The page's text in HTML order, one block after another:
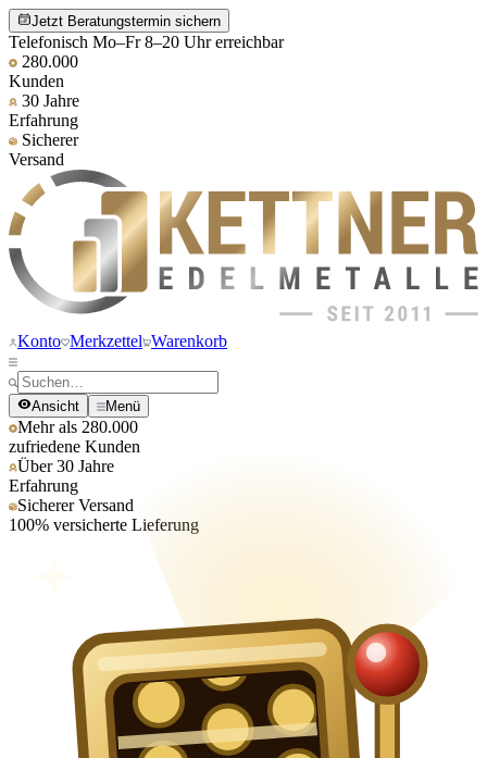
Jetzt Beratungstermin sichern
Telefonisch Mo–Fr 8–20 Uhr erreichbar
280.000
Kunden
30 Jahre
Erfahrung
Sicherer
Versand
Konto Merkzettel Warenkorb
Ansicht Menü
Mehr als 280.000
zufriedene Kunden
Über 30 Jahre
Erfahrung
Sicherer Versand
100% versicherte Lieferung